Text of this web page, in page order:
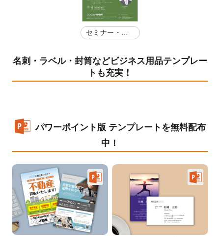
セミナー・講
演会
名刺・ラベル・封筒などビジネス用品テンプレー
トも充実！
パワーポイント版 テンプレートを無料配布
中！